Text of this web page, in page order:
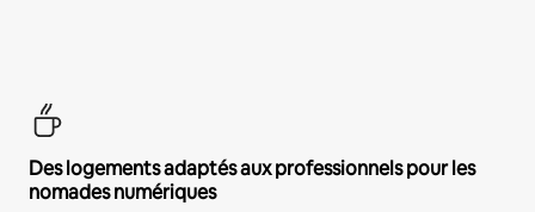
Des logements adaptés aux professionnels pour les
nomades numériques